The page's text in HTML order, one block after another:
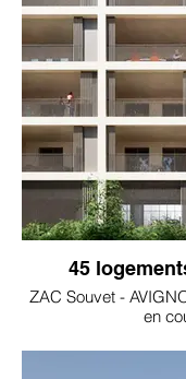
45
ZAC Souvet -
en